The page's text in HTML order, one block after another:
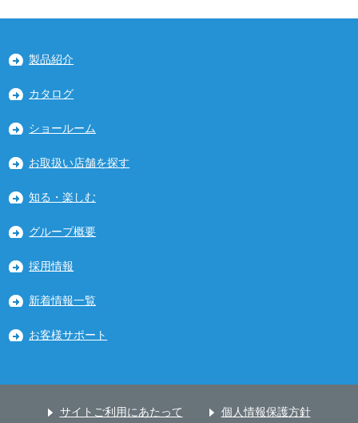
製品紹介
カタログ
ショールーム
お取扱い店舗を探す
知る・楽しむ
グループ概要
採用情報
新着情報一覧
お客様サポート
サイトご利用にあたって 個人情報保護方針